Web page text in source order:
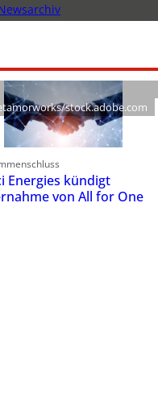
stock.adobe.com
Energies kündigt
von All for One